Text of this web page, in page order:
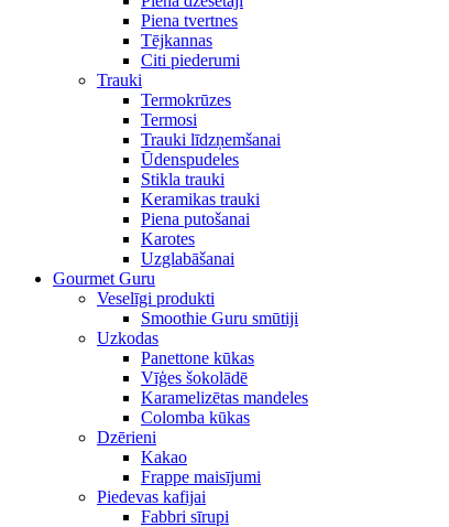
Piena tvertnes
Tējkannas
Citi piederumi
Trauki
Termokrūzes
Termosi
Trauki līdzņemšanai
Ūdenspudeles
Stikla trauki
Keramikas trauki
Piena putošanai
Karotes
Uzglabāšanai
Gourmet Guru
Veselīgi produkti
Smoothie Guru smūtiji
Uzkodas
Panettone kūkas
Vīģes šokolādē
Karamelizētas mandeles
Colomba kūkas
Dzērieni
Kakao
Frappe maisījumi
Piedevas kafijai
Fabbri sīrupi